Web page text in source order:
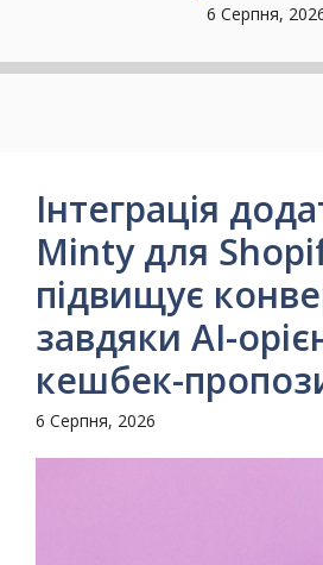
6 Серпня,
Інтеграція
Minty для
підвищує
завдяки AI-
кешбек-
6 Серпня, 2026